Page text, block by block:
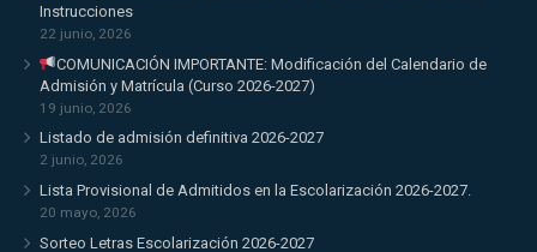
Instrucciones
22 junio, 2026
COMUNICACIÓN IMPORTANTE: Modificación del Calendario de
Admisión y Matrícula (Curso 2026-2027)
19 junio, 2026
Listado de admisión definitiva 2026-2027
2 junio, 2026
Lista Provisional de Admitidos en la Escolarización 2026-2027.
20 mayo, 2026
Sorteo Letras Escolarización 2026-2027